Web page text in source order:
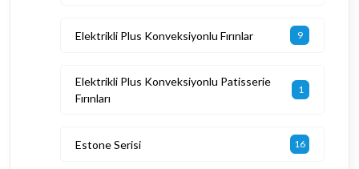
Elektrikli Plus Konveksiyonlu Fırınlar 9
Elektrikli Plus Konveksiyonlu Patisserie
Fırınları
1
Estone Serisi 16